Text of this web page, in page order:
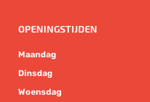
OPENINGSTIJDEN
Maandag
Dinsdag
Woensdag